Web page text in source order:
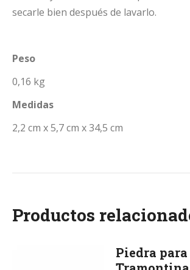
secarle bien después de lavarlo.
Peso
0,16 kg
Medidas
2,2 cm x 5,7 cm x 34,5 cm
Productos
Piedra